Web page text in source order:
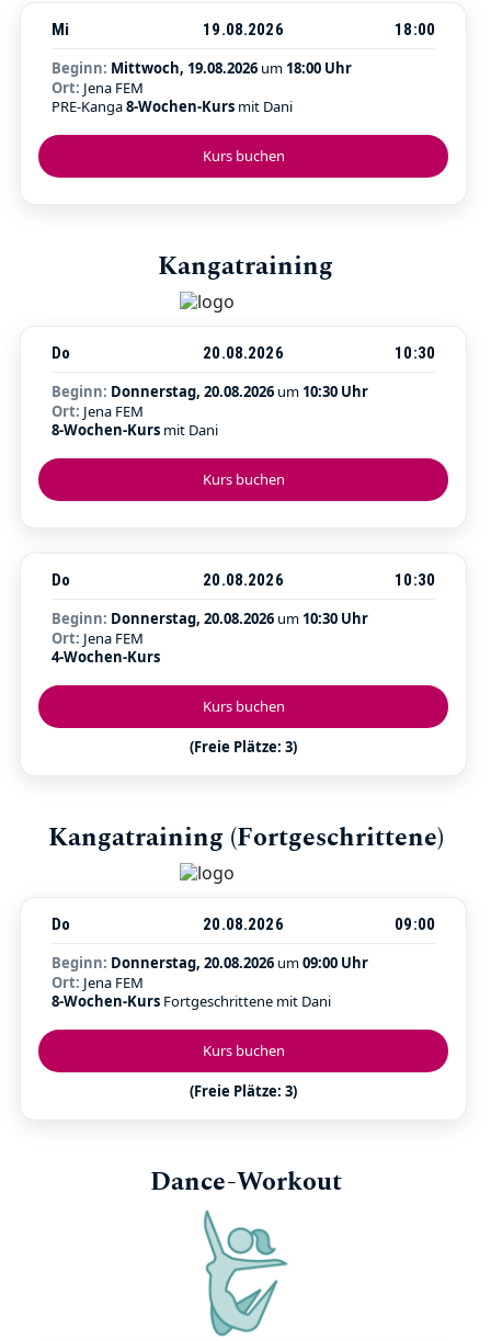
Kurs buchen
Mi 19.08.2026
18:00
Beginn: Mittwoch, 19.08.2026 um 18:00 Uhr
Ort: Jena FEM
PRE-Kanga8-Wochen-Kurs mit Dani
Kangatraining
Kurs buchen
Do 20.08.2026
10:30
Beginn: Donnerstag, 20.08.2026 um 10:30 Uhr
Ort: Jena FEM
8-Wochen-Kurs mit Dani
Kurs buchen
(Freie Plätze: 3)
Do 20.08.2026
10:30
Beginn: Donnerstag, 20.08.2026 um 10:30 Uhr
Ort: Jena FEM
4-Wochen-Kurs
Kangatraining (Fortgeschrittene)
Kurs buchen
(Freie Plätze: 3)
Do 20.08.2026
09:00
Beginn: Donnerstag, 20.08.2026 um09:00 Uhr
Ort: Jena FEM
8-Wochen-Kurs Fortgeschrittene mit Dani
Dance-Workout